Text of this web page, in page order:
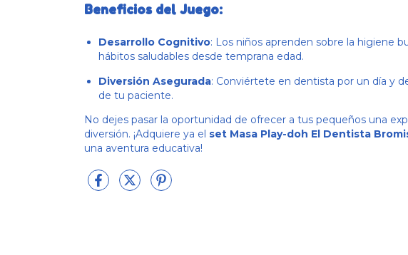
Beneficios del Juego:
Desarrollo Cognitivo: Los niños aprenden sobre la higiene
hábitos saludables desde temprana edad.
Diversión Asegurada: Conviértete en dentista por un día y
de tu paciente.
No dejes pasar la oportunidad de ofrecer a tus pequeños una
diversión. ¡Adquiere ya el set Masa Play-doh El Dentista
una aventura educativa!